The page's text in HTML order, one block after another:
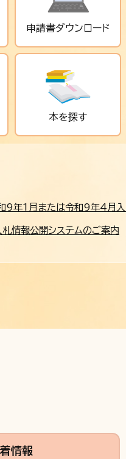
申請書ダウンロード
本を探す
9年1月または令和9年4月入
情報公開システムのご案内
情報